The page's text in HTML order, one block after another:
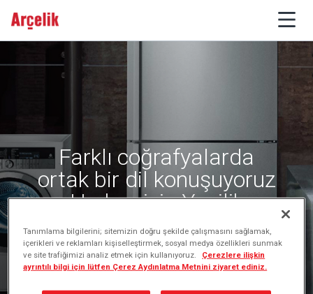
Farklı coğrafyalarda
ortak bir dil konuşuyoruz
Herkes için Yenilik
Tanımlama bilgilerini; sitemizin doğru şekilde çalışmasını sağlamak,
içerikleri ve reklamları kişiselleştirmek, sosyal medya özellikleri sunmak
ve site trafiğimizi analiz etmek için kullanıyoruz.
Çerezlere ilişkin
ayrıntılı bilgi için lütfen Çerez Aydınlatma Metnini ziyaret ediniz.